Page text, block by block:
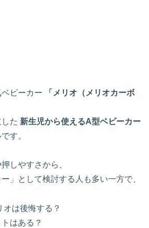
ビーカー
「メリオ（メリオカーボ
た 新生児から使えるA型ベビーカー
す。
しやすさから、
」として検討する人も多い一方で、
オは後悔する？
はある？